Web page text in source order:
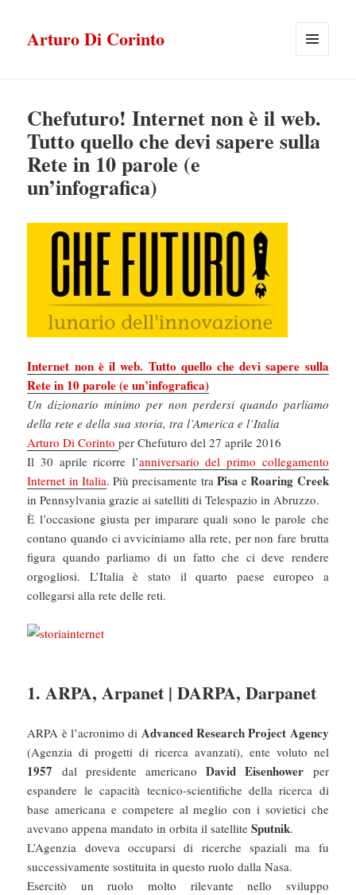
Arturo Di Corinto
Chefuturo! Internet non è il web.
Tutto quello che devi sapere sulla
Rete in 10 parole (e
un’infografica)
Internet non è il web. Tutto quello che devi sapere sulla
Rete in 10 parole (e un’infografica)
Un dizionario minimo per non perdersi quando parliamo
della rete e della sua storia, tra l’America e l’Italia
Arturo Di Corintoper Chefuturo del 27 aprile 2016
Il 30 aprile ricorre l’anniversario del primo collegamento
Internet in Italia. Più precisamente tra Pisa eRoaring Creek
in Pennsylvania grazie ai satelliti di Telespazio in Abruzzo.
È l’occasione giusta per imparare quali sono le parole che
contano quando ci avviciniamo alla rete, per non fare brutta
figura quando parliamo di un fatto che ci deve rendere
orgogliosi. L’Italia è stato il quarto paese europeo a
collegarsi alla rete delle reti.
1. ARPA, Arpanet | DARPA, Darpanet
ARPA è l’acronimo di Advanced Research Project Agency
(Agenzia di progetti di ricerca avanzati), ente voluto nel
1957 dal presidente americanoDavid Eisenhower per
espandere le capacità tecnico-scientifiche della ricerca di
base americana e competere al meglio con i sovietici che
avevano appena mandato in orbita il satelliteSputnik.
L’Agenzia doveva occuparsi di ricerche spaziali ma fu
successivamente sostituita in questo ruolo dalla Nasa.
Esercitò un ruolo molto rilevante nello sviluppo